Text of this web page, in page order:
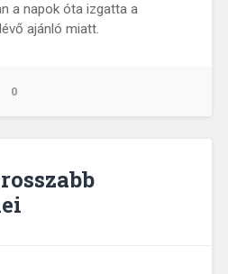
a napok óta izgatta a
ajánló miatt.
0